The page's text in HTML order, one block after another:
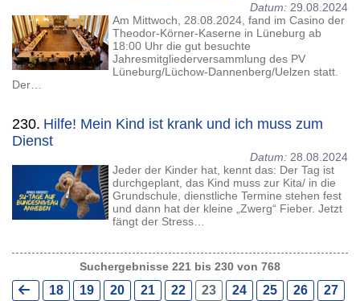
Datum: 29.08.2024
Am Mittwoch, 28.08.2024, fand im Casino der
Theodor-Körner-Kaserne in Lüneburg ab
18:00 Uhr die gut besuchte
Jahresmitgliederversammlung des PV
Lüneburg/Lüchow-Dannenberg/Uelzen statt.
Der…
230. Hilfe! Mein Kind ist krank und ich muss zum
Dienst
Datum: 28.08.2024
Jeder der Kinder hat, kennt das: Der Tag ist
durchgeplant, das Kind muss zur Kita/ in die
Grundschule, dienstliche Termine stehen fest
und dann hat der kleine „Zwerg“ Fieber. Jetzt
fängt der Stress…
Suchergebnisse 221 bis 230 von 768
18 19 20 21 22 23 24 25 26 27